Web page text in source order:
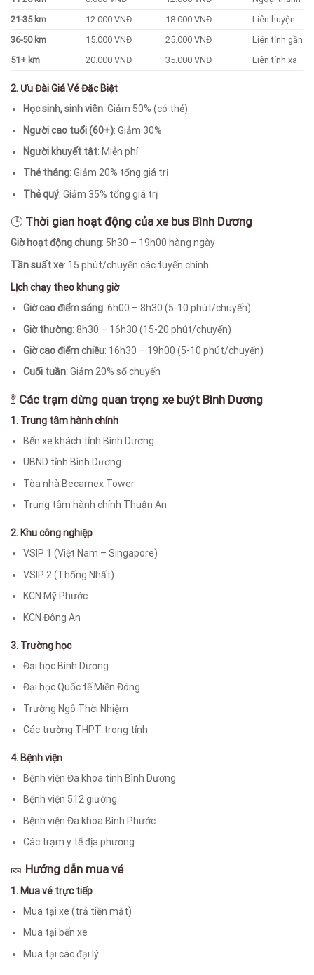
21-35 km
12.000 VNĐ 18.000 VNĐ
Liên huyện
36-50 km
15.000 VNĐ 25.000 VNĐ
Liên tỉnh gần
51+ km
20.000 VNĐ 35.000 VNĐ Liên tỉnh xa
2. Ưu Đài Giá Vé Đặc Biệt
Học sinh, sinh viên: Giảm 50% (có thẻ)
Người cao tuổi (60+): Giảm 30%
Người khuyết tật: Miễn phí
Thẻ tháng: Giảm 20% tổng giá trị
Thẻ quý: Giảm 35% tổng giá trị
🕒 Thời gian hoạt động của xe bus Bình Dương
Giờ hoạt động chung: 5h30 – 19h00 hàng ngày
Tần suất xe: 15 phút/chuyến các tuyến chính
Lịch chạy theo khung giờ
Giờ cao điểm sáng: 6h00 – 8h30 (5-10 phút/chuyến)
Giờ thường: 8h30 – 16h30 (15-20 phút/chuyến)
Giờ cao điểm chiều: 16h30 – 19h00 (5-10 phút/chuyến)
Cuối tuần: Giảm 20% số chuyến
🚏 Các trạm dừng quan trọng xe buýt Bình Dương
1. Trung tâm hành chính
Bến xe khách tỉnh Bình Dương
UBND tỉnh Bình Dương
Tòa nhà Becamex Tower
Trung tâm hành chính Thuận An
2. Khu công nghiệp
VSIP 1 (Việt Nam – Singapore)
VSIP 2 (Thống Nhất)
KCN Mỹ Phước
KCN Đông An
3. Trường học
Đại học Bình Dương
Đại học Quốc tế Miền Đông
Trường Ngô Thời Nhiệm
Các trường THPT trong tỉnh
4. Bệnh viện
Bệnh viện Đa khoa tỉnh Bình Dương
Bệnh viện 512 giường
Bệnh viện Đa khoa Bình Phước
Các trạm y tế địa phương
🎫 Hướng dẫn mua vé
1. Mua vé trực tiếp
Mua tại xe (trả tiền mặt)
Mua tại bến xe
Mua tại các đại lý